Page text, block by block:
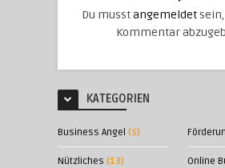
Du musstangemeldet
Kommentar
KATEGORIEN
Business Angel (5)
Nützliches (13) Online